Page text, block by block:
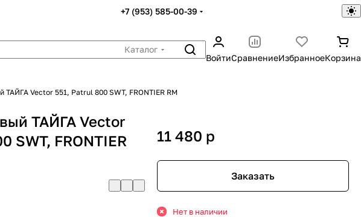
+7 (953) 585-00-39
Каталог
ВойтиСравнениеИзбранноеКорзина
ТАЙГА Vector 551, Patrul 800 SWT, FRONTIER RM
ТАЙГА Vector
SWT, FRONTIER
11 480 p
Заказать
Нет в наличии